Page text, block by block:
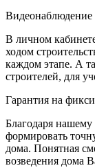
Видеонаблюдение
В личном
ходом
каждом этапе. А
строителей, для
Гарантия на
Благодаря
формировать
дома. Понятная
возведения дома